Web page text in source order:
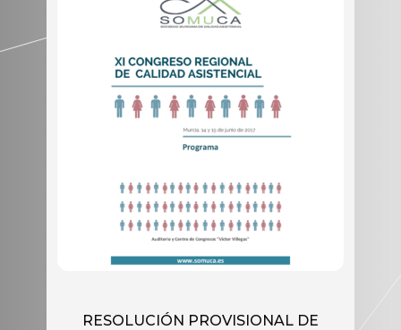
RESOLUCIÓN PROVISIONAL DE